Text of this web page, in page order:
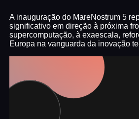
A inauguração do MareNostrum 5
significativo em direção à próxima
supercomputação, à exaescala,
Europa na vanguarda da inovação